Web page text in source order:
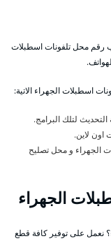
رقم محل تلفونات اسطبلات
اسطبلات الجهراء الاتية:
لتلك البرامج.
اون لاين.
الجهراء و محل تصليح
الجهراء
نعمل على توفير كافة قطع